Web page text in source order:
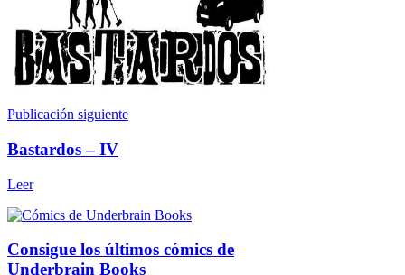
Publicación siguiente
Bastardos – IV
Leer
Consigue los últimos cómics de
Underbrain Books